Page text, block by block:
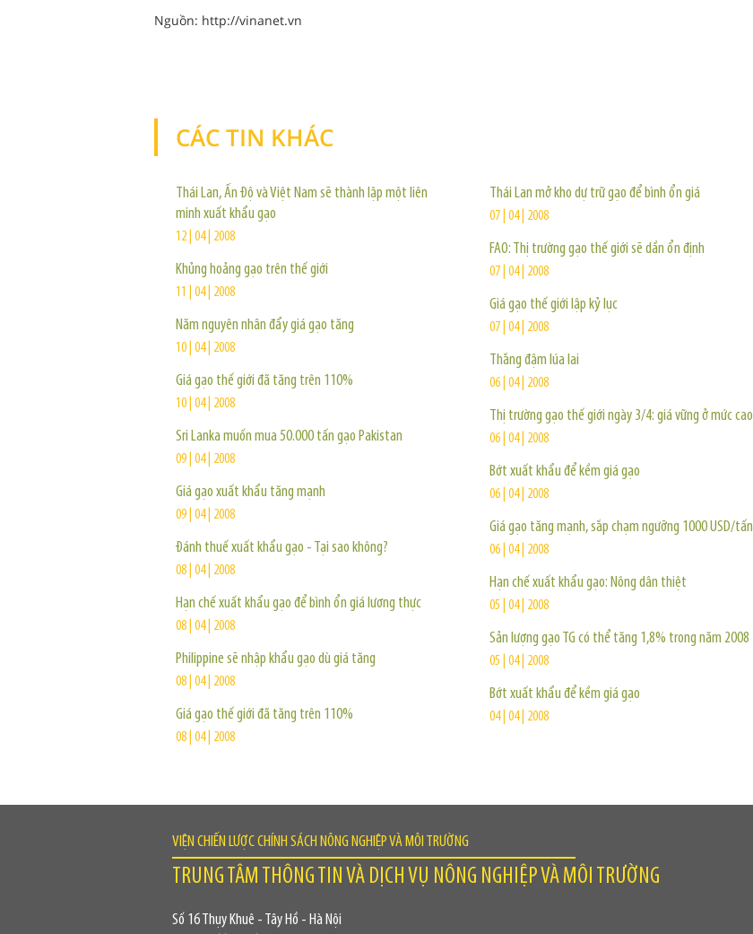
Nguồn: http://vinanet.vn
CÁC TIN KHÁC
Thái Lan, Ấn Độ và Việt Nam sẽ thành lập một liên
minh xuất khẩu gạo
12 | 04 | 2008
Khủng hoảng gạo trên thế giới
11 | 04 | 2008
Năm nguyên nhân đẩy giá gạo tăng
10 | 04 | 2008
Giá gạo thế giới đã tăng trên 110%
10 | 04 | 2008
Sri Lanka muốn mua 50.000 tấn gạo Pakistan
09 | 04 | 2008
Giá gạo xuất khẩu tăng mạnh
09 | 04 | 2008
Đánh thuế xuất khẩu gạo - Tại sao không?
08 | 04 | 2008
Hạn chế xuất khẩu gạo để bình ổn giá lương thực
08 | 04 | 2008
Philippine sẽ nhập khẩu gạo dù giá tăng
08 | 04 | 2008
Giá gạo thế giới đã tăng trên 110%
08 | 04 | 2008
Thái Lan mở kho dự trữ gạo để bình ổn giá
07 | 04 | 2008
FAO: Thị trường gạo thế giới sẽ dần ổn định
07 | 04 | 2008
Giá gạo thế giới lập kỷ lục
07 | 04 | 2008
Thắng đậm lúa lai
06 | 04 | 2008
Thị trường gạo thế giới ngày 3/4: giá vững ở mức cao
06 | 04 | 2008
Bớt xuất khẩu để kềm giá gạo
06 | 04 | 2008
Giá gạo tăng mạnh, sắp chạm ngưỡng 1000 USD/tấn
06 | 04 | 2008
Hạn chế xuất khẩu gạo: Nông dân thiệt
05 | 04 | 2008
Sản lượng gạo TG có thể tăng 1,8% trong năm 2008
05 | 04 | 2008
Bớt xuất khẩu để kềm giá gạo
04 | 04 | 2008
VIỆN CHIẾN LƯỢC CHÍNH SÁCH NÔNG NGHIỆP VÀ MÔI TRƯỜNG
TRUNG TÂM THÔNG TIN VÀ DỊCH VỤ NÔNG NGHIỆP VÀ MÔI TRƯỜNG
Số 16 Thụy Khuê - Tây Hồ - Hà Nội